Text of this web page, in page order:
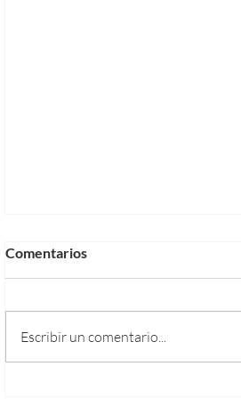
Comentarios
Escribir un comentario...